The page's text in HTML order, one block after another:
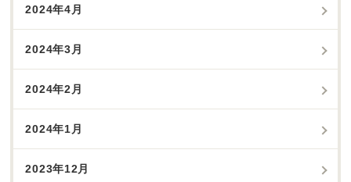
2024年4月
2024年3月
2024年2月
2024年1月
2023年12月